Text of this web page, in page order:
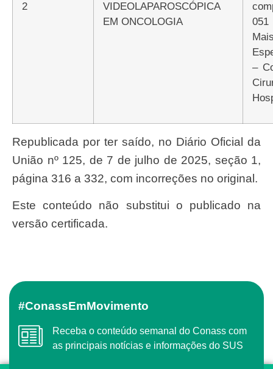
2
VIDEOLAPAROSCÓPICA
EM ONCOLOGIA
051
–
Republicada por ter saído, no Diário Oficial da
União nº 125, de 7 de julho de 2025, seção 1,
página 316 a 332, com incorreções no original.
Este conteúdo não substitui o publicado na
versão certificada.
#ConassEmMovimento
Receba o conteúdo semanal do Conass com
as principais notícias e informações do SUS